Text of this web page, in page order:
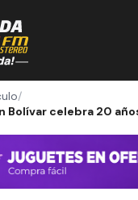
/
Bolívar celebra 20